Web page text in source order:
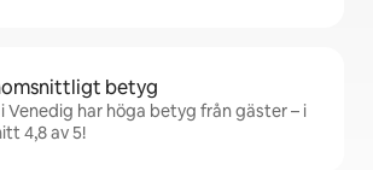
betyg
Venedig har höga betyg från gäster – i
4,8 av 5!